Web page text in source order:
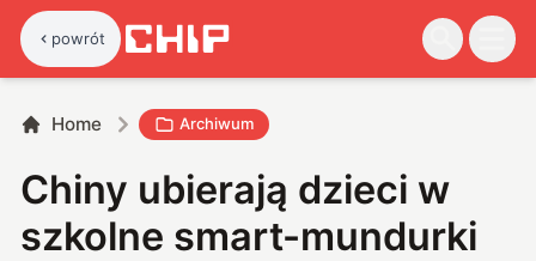
powrót
Home Archiwum
Chiny ubierają dzieci w
szkolne smart-mundurki